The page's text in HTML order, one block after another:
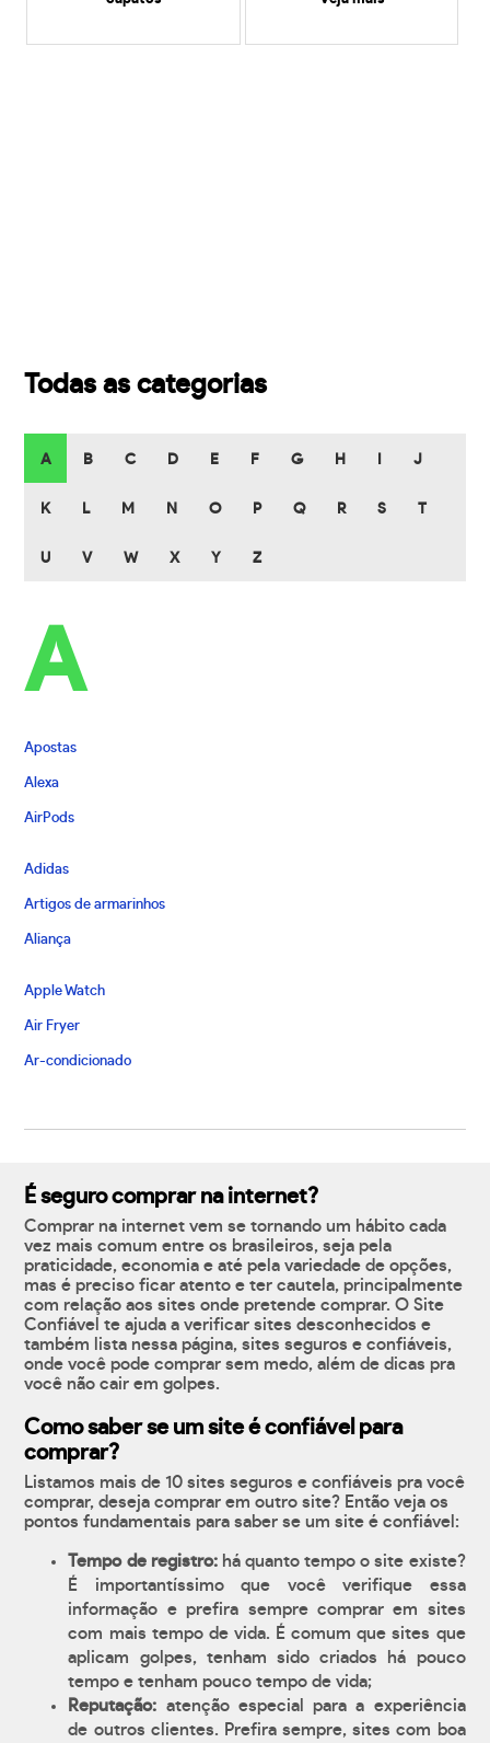
Todas as categorias
A B C D E F G H J
K L M N O P Q R S T
U V W X Y Z
A
Apostas
Alexa
AirPods
Adidas
Artigos de armarinhos
Aliança
Apple Watch
Air Fryer
Ar-condicionado
É seguro comprar na internet?
Comprar na internet vem se tornando um hábito cada
vez mais comum entre os brasileiros, seja pela
praticidade, economia e até pela variedade de opções,
mas é preciso ficar atento e ter cautela, principalmente
com relação aos sites onde pretende comprar. O Site
Confiável te ajuda a verificar sites desconhecidos e
também lista nessa página, sites seguros e confiáveis,
onde você pode comprar sem medo, além de dicas pra
você não cair em golpes.
Como saber se um site é confiável para
comprar?
Listamos mais de 10 sites seguros e confiáveis pra você
comprar, deseja comprar em outro site? Então veja os
pontos fundamentais para saber se um site é confiável:
Tempo de registro:há quanto tempo o site existe?
É importantíssimo que você verifique essa
informação e prefira sempre comprar em sites
com mais tempo de vida. É comum que sites que
aplicam golpes, tenham sido criados há pouco
tempo e tenham pouco tempo de vida;
Reputação: atenção especial para a experiência
de outros clientes. Prefira sempre, sites com boa